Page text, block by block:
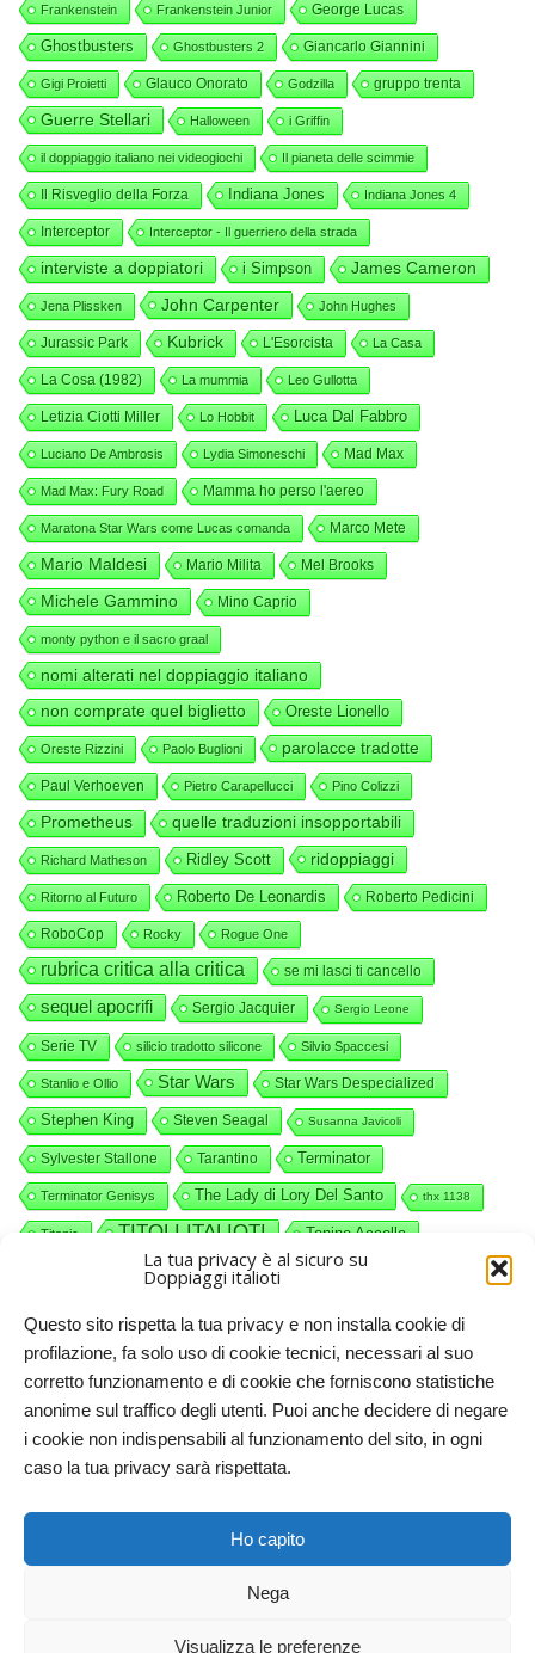
La tua privacy è al sicuro su
Doppiaggi italioti
Questo sito rispetta la tua privacy e non installa cookie di
profilazione, fa solo uso di cookie tecnici, necessari al suo
corretto funzionamento e di cookie che forniscono statistiche
anonime sul traffico degli utenti. Puoi anche decidere di negare
i cookie non indispensabili al funzionamento del sito, in ogni
caso la tua privacy sarà rispettata.
Ho capito
Nega
Visualizza le preferenze
Frankenstein Frankenstein Junior George Lucas
Ghostbusters Ghostbusters 2 Giancarlo Giannini
Gigi Proietti Glauco Onorato Godzilla gruppo trenta
Guerre Stellari Halloween i Griffin
il doppiaggio italiano nei videogiochi Il pianeta delle scimmie
Il Risveglio della Forza Indiana Jones Indiana Jones 4
Interceptor Interceptor - Il guerriero della strada
interviste a doppiatori i Simpson James Cameron
Jena Plissken John Carpenter John Hughes
Jurassic Park Kubrick L'Esorcista La Casa
La Cosa (1982) La mummia Leo Gullotta
Letizia Ciotti Miller Lo Hobbit Luca Dal Fabbro
Luciano De Ambrosis Lydia Simoneschi Mad Max
Mad Max: Fury Road Mamma ho perso l'aereo
Maratona Star Wars come Lucas comanda Marco Mete
Mario Maldesi Mario Milita Mel Brooks
Michele Gammino Mino Caprio
monty python e il sacro graal
nomi alterati nel doppiaggio italiano
non comprate quel biglietto Oreste Lionello
Oreste Rizzini Paolo Buglioni parolacce tradotte
Paul Verhoeven Pietro Carapellucci Pino Colizzi
Prometheus quelle traduzioni insopportabili
Richard Matheson Ridley Scott ridoppiaggi
Ritorno al Futuro Roberto De Leonardis Roberto Pedicini
RoboCop Rocky Rogue One
rubrica critica alla critica se mi lasci ti cancello
sequel apocrifi Sergio Jacquier Sergio Leone
Serie TV silicio tradotto silicone Silvio Spaccesi
Stanlio e Ollio Star Wars Star Wars Despecialized
Stephen King Steven Seagal Susanna Javicoli
Sylvester Stallone Tarantino Terminator
Terminator Genisys The Lady di Lory Del Santo thx 1138
Titanic TITOLI ITALIOTI Tonino Accolla
videocommenti Willy Wonka
Doppiaggi italioti, 2011-2025. Licenze CC-BY-NC Creative
Commons – Attribuzione – Non commerciale